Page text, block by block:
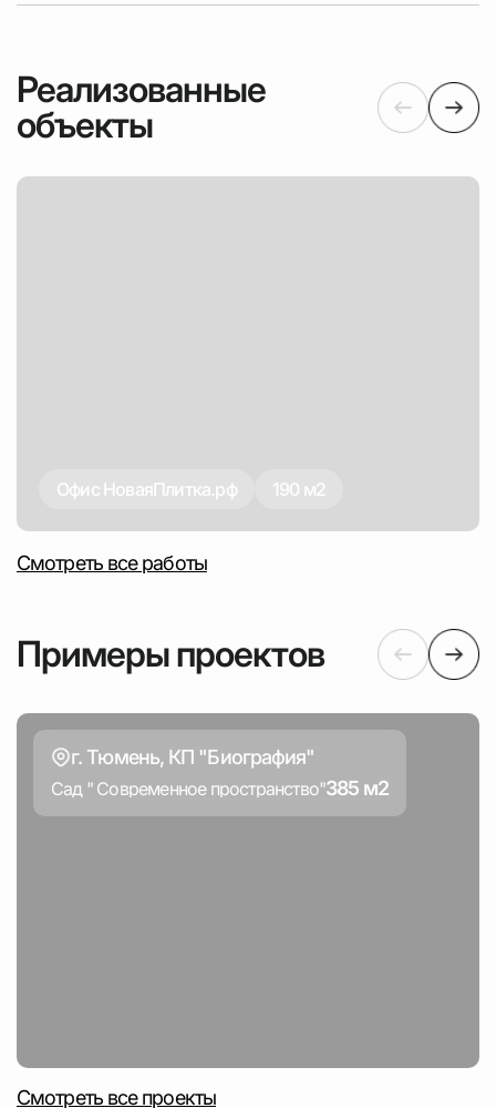
Реализованные
объекты
Офис НоваяПлитка.рф 190 м2
Смотреть все работы
Примеры проектов
г. Тюмень, КП "Биография"
Сад " Современное пространство"385 м2
Смотреть все проекты